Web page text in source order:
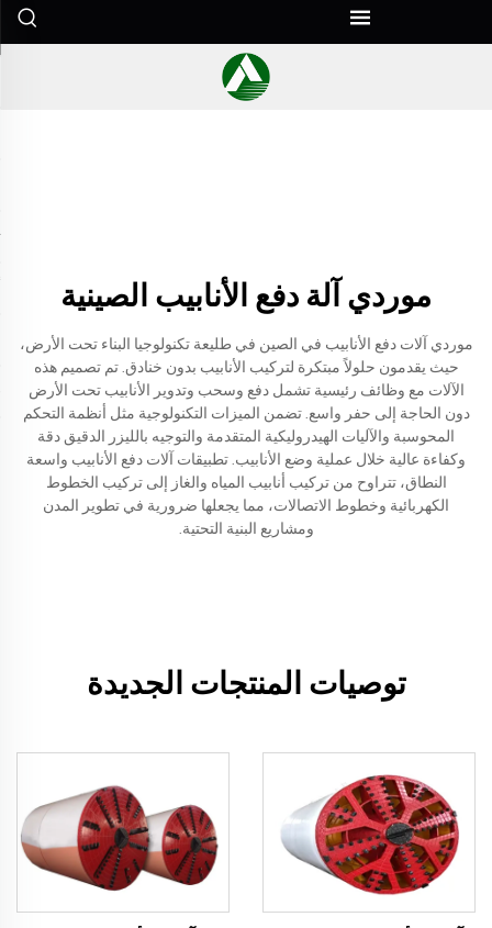
موردي آلة دفع الأنابيب الصينية
موردي آلات دفع الأنابيب في الصين في طليعة تكنولوجيا البناء تحت الأرض،
حيث يقدمون حلولاً مبتكرة لتركيب الأنابيب بدون خنادق. تم تصميم هذه
الآلات مع وظائف رئيسية تشمل دفع وسحب وتدوير الأنابيب تحت الأرض
دون الحاجة إلى حفر واسع. تضمن الميزات التكنولوجية مثل أنظمة التحكم
المحوسبة والآليات الهيدروليكية المتقدمة والتوجيه بالليزر الدقيق دقة
وكفاءة عالية خلال عملية وضع الأنابيب. تطبيقات آلات دفع الأنابيب واسعة
النطاق، تتراوح من تركيب أنابيب المياه والغاز إلى تركيب الخطوط
الكهربائية وخطوط الاتصالات، مما يجعلها ضرورية في تطوير المدن
ومشاريع البنية التحتية.
توصيات المنتجات الجديدة